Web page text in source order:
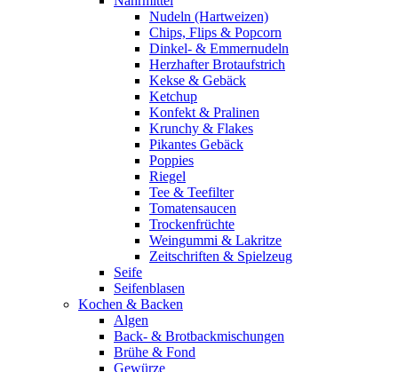
Nudeln (Hartweizen)
Chips, Flips & Popcorn
Dinkel- & Emmernudeln
Herzhafter Brotaufstrich
Kekse & Gebäck
Ketchup
Konfekt & Pralinen
Krunchy & Flakes
Pikantes Gebäck
Poppies
Riegel
Tee & Teefilter
Tomatensaucen
Trockenfrüchte
Weingummi & Lakritze
Zeitschriften & Spielzeug
Seife
Seifenblasen
Kochen & Backen
Algen
Back- & Brotbackmischungen
Brühe & Fond
Gewürze